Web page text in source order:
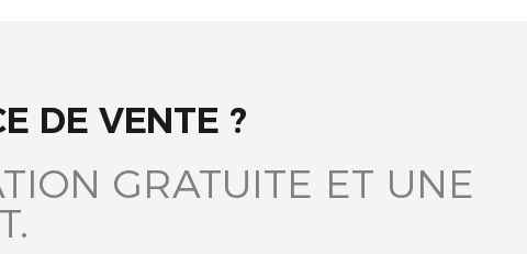
DE VENTE ?
GRATUITE ET UNE